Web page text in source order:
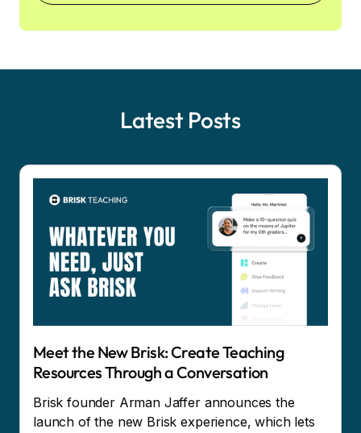
Latest Posts
Meet the New Brisk: Create Teaching
Resources Through a Conversation
Brisk founder Arman Jaffer announces the
launch of the new Brisk experience, which lets